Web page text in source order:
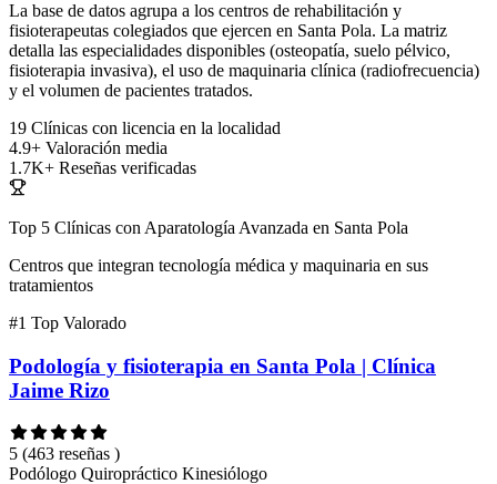
La base de datos agrupa a los centros de rehabilitación y
fisioterapeutas colegiados que ejercen en Santa Pola. La matriz
detalla las especialidades disponibles (osteopatía, suelo pélvico,
fisioterapia invasiva), el uso de maquinaria clínica (radiofrecuencia)
y el volumen de pacientes tratados.
19 Clínicas con licencia en la localidad
4.9+ Valoración media
1.7K+ Reseñas verificadas
Top 5 Clínicas con Aparatología Avanzada en Santa Pola
Centros que integran tecnología médica y maquinaria en sus
tratamientos
#1 Top Valorado
Podología y fisioterapia en Santa Pola | Clínica
Jaime Rizo
5 (463 reseñas )
Podólogo Quiropráctico Kinesiólogo